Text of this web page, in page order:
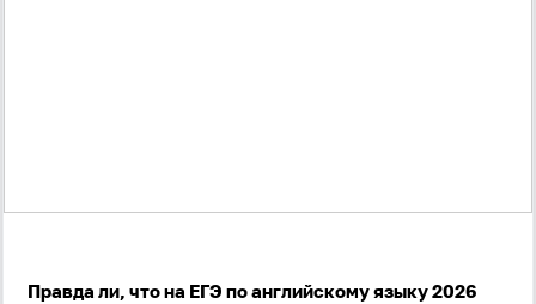
Правда ли, что на ЕГЭ по английскому языку 2026